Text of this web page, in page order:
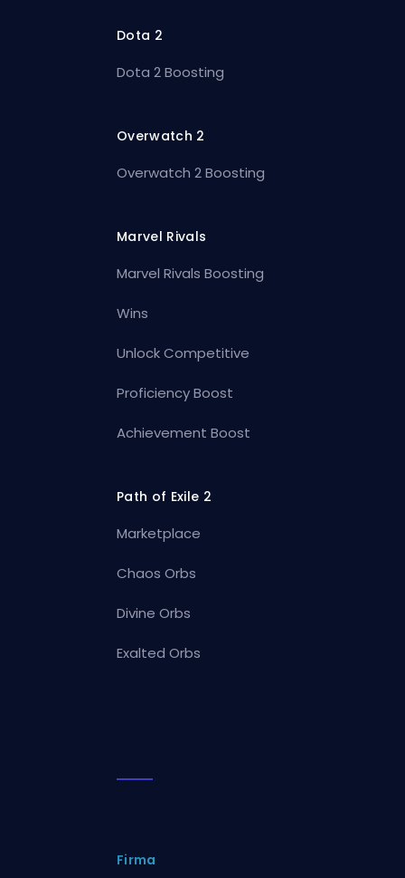
Dota 2
Dota 2 Boosting
Overwatch 2
Overwatch 2 Boosting
Marvel Rivals
Marvel Rivals Boosting
Wins
Unlock Competitive
Proficiency Boost
Achievement Boost
Path of Exile 2
Marketplace
Chaos Orbs
Divine Orbs
Exalted Orbs
Firma